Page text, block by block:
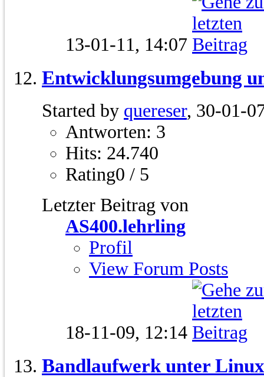
13-01-11, 14:07
Entwicklungsumgebung
Started by quereser, 30-01-
Antworten: 3
Hits: 24.740
Rating0 / 5
Letzter Beitrag von
AS400.lehrling
Profil
View Forum Posts
18-11-09, 12:14
Bandlaufwerk unter Linux